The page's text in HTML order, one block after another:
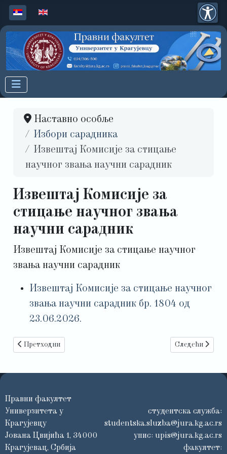
Изаберите ваш језик
Наставно особље
Избори сарадника
Извештај Комисије за стицање
научног звања научни сарадник
Извештај Комисије за
стицање научног звања
научни сарадник
Извештај Комисије за стицање научног
звања научни сарадник
Извештај Комисије за стицање научног
звања научни сарадник бр. 1804 од
23.06.2026.
Претходни чланак: Конкурс за избор асистента - ужа научна
Претходни Следећи
Следећи
Правни факултет
Универзитета у
Крагујевцу
Јована Цвијића 1, 34000
Крагујевац, Србија
студентска служба:
studentska.sluzba@jura.kg.ac.rs
упис: upis@jura.kg.ac.rs
факултет: